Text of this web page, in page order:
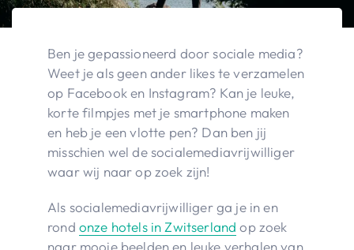
Ben je gepassioneerd door sociale media?
Weet je als geen ander likes te verzamelen
op Facebook en Instagram? Kan je leuke,
korte filmpjes met je smartphone maken
en heb je een vlotte pen? Dan ben jij
misschien wel de socialemediavrijwilliger
waar wij naar op zoek zijn!
Als socialemediavrijwilliger ga je in en
rond onze hotels in Zwitserland op zoek
naar mooie beelden en leuke verhalen van